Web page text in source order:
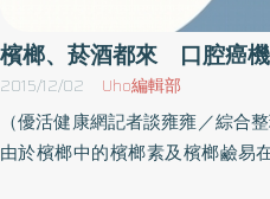
檳榔、菸酒都來 口腔癌
2015/12/02 Uho編輯部
（優活健康網記者談雍雍／綜合
由於檳榔中的檳榔素及檳榔鹼易